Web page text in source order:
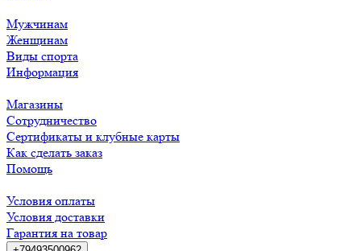
Мужчинам
Женщинам
Виды спорта
Информация
Магазины
Сотрудничество
Сертификаты и клубные карты
Как сделать заказ
Помощь
Условия оплаты
Условия доставки
Гарантия на товар